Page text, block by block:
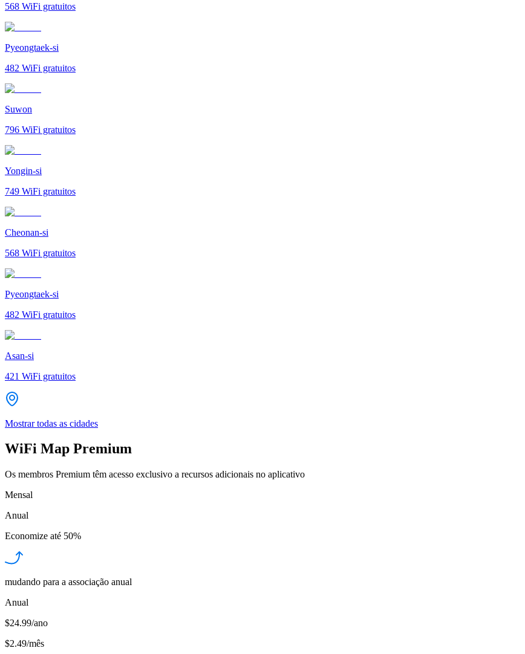
568 WiFi gratuitos
Pyeongtaek-si
482 WiFi gratuitos
Suwon
796 WiFi gratuitos
Yongin-si
749 WiFi gratuitos
Cheonan-si
568 WiFi gratuitos
Pyeongtaek-si
482 WiFi gratuitos
Asan-si
421 WiFi gratuitos
Mostrar todas as cidades
WiFi Map Premium
Os membros Premium têm acesso exclusivo a recursos adicionais no aplicativo
Mensal
Anual
Economize até 50%
mudando para a associação anual
Anual
$24.99/ano
$2.49/mês